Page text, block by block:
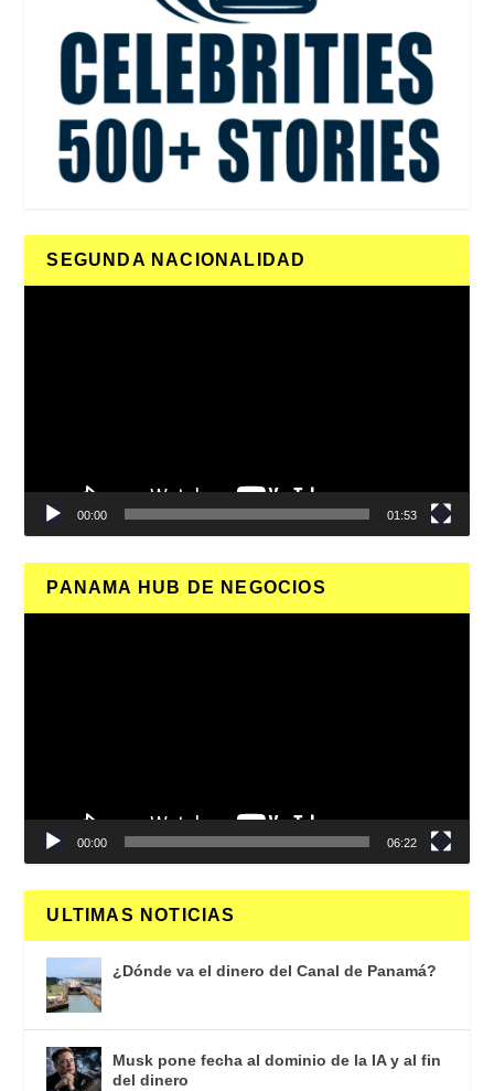
SEGUNDA NACIONALIDAD
00:00 01:53
PANAMA HUB DE NEGOCIOS
00:00 06:22
ULTIMAS NOTICIAS
¿Dónde va el dinero del Canal de Panamá?
Musk pone fecha al dominio de la IA y al fin
del dinero